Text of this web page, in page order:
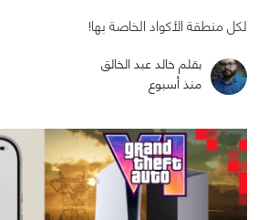
لكل منطقة الأكواد الخاصة بها!
بقلم خالد عبد الخالق
منذ أسبوع